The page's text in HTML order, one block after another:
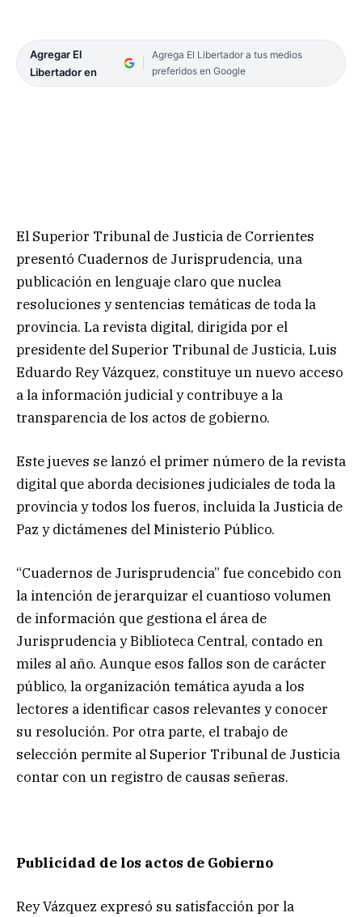
Agregar El
Libertador en
Agrega El Libertador a tus medios
preferidos en Google
El Superior Tribunal de Justicia de Corrientes
presentó Cuadernos de Jurisprudencia, una
publicación en lenguaje claro que nuclea
resoluciones y sentencias temáticas de toda la
provincia. La revista digital, dirigida por el
presidente del Superior Tribunal de Justicia, Luis
Eduardo Rey Vázquez, constituye un nuevo acceso
a la información judicial y contribuye a la
transparencia de los actos de gobierno.
Este jueves se lanzó el primer número de la revista
digital que aborda decisiones judiciales de toda la
provincia y todos los fueros, incluida la Justicia de
Paz y dictámenes del Ministerio Público.
“Cuadernos de Jurisprudencia” fue concebido con
la intención de jerarquizar el cuantioso volumen
de información que gestiona el área de
Jurisprudencia y Biblioteca Central, contado en
miles al año. Aunque esos fallos son de carácter
público, la organización temática ayuda a los
lectores a identificar casos relevantes y conocer
su resolución. Por otra parte, el trabajo de
selección permite al Superior Tribunal de Justicia
contar con un registro de causas señeras.
Publicidad de los actos de Gobierno
Rey Vázquez expresó su satisfacción por la